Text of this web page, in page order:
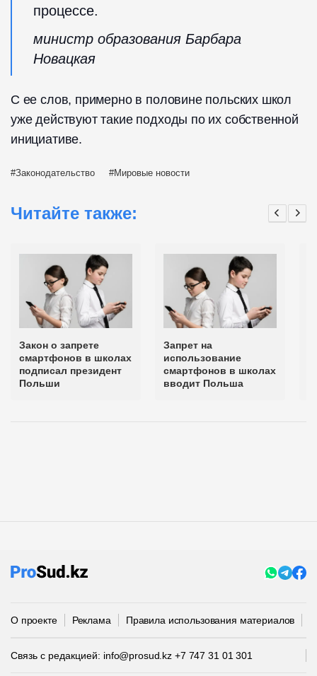
процессе.
министр образования Барбара
Новацкая
С ее слов, примерно в половине польских школ
уже действуют такие подходы по их собственной
инициативе.
Законодательство Мировые новости
Читайте также:
Закон о запрете
смартфонов в школах
подписал президент
Польши
Запрет на
использование
смартфонов в школах
вводит Польша
О проекте Реклама Правила использования материалов
Связь с редакцией: info@prosud.kz +7 747 31 01 301